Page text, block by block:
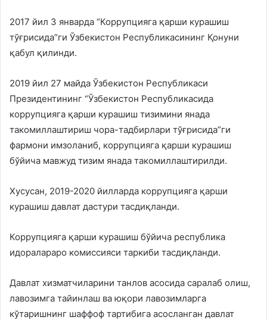
2017 йил 3 январда “Коррупцияга қарши курашиш
тўғрисида”ги Ўзбекистон Республикасининг Қонуни
қабул қилинди.
2019 йил 27 майда Ўзбекистон Республикаси
Президентининг “Ўзбекистон Республикасида
коррупцияга қарши курашиш тизимини янада
такомиллаштириш чора-тадбирлари тўғрисида”ги
фармони имзоланиб, коррупцияга қарши курашиш
бўйича мавжуд тизим янада такомиллаштирилди.
Хусусан, 2019-2020 йилларда коррупцияга қарши
курашиш давлат дастури тасдиқланди.
Коррупцияга қарши курашиш бўйича республика
идоралараро комиссияси таркиби тасдиқланди.
Давлат хизматчиларини танлов асосида саралаб олиш,
лавозимга тайинлаш ва юқори лавозимларга
кўтаришнинг шаффоф тартибига асосланган давлат